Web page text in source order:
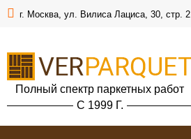
г. Москва, ул. Вилиса Лациса, 30, стр. 2
Полный спектр паркетных работ
С 1999 Г.